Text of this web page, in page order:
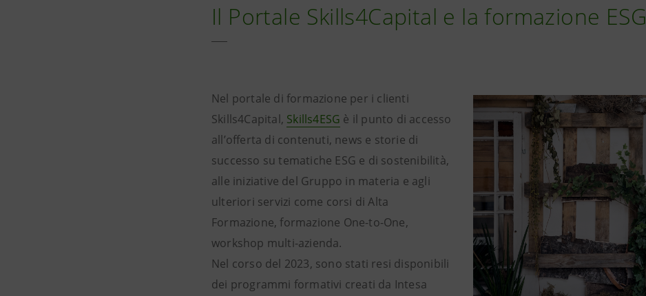
Il Portale Skills4Capital e la formazione ESG
Nel portale di formazione per i clienti
Skills4Capital, Skills4ESG è il punto di accesso
all’offerta di contenuti, news e storie di
successo su tematiche ESG e di sostenibilità,
alle iniziative del Gruppo in materia e agli
ulteriori servizi come corsi di Alta
Formazione, formazione One-to-One,
workshop multi-azienda.
Nel corso del 2023, sono stati resi disponibili
dei programmi formativi creati da Intesa